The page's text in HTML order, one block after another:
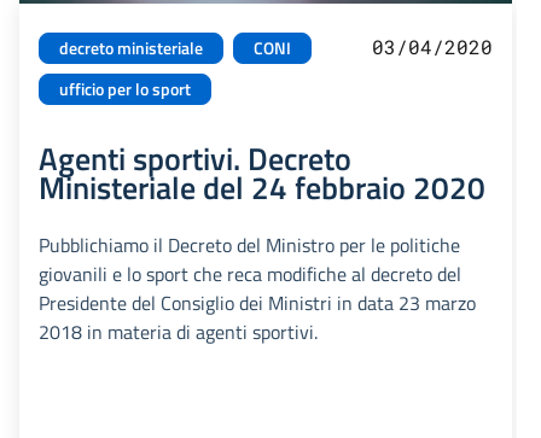
decreto ministeriale
CONI
ufficio per lo sport
03/04/2020
Agenti sportivi. Decreto
Ministeriale del 24 febbraio 2020
Pubblichiamo il Decreto del Ministro per le politiche
giovanili e lo sport che reca modifiche al decreto del
Presidente del Consiglio dei Ministri in data 23 marzo
2018 in materia di agenti sportivi.